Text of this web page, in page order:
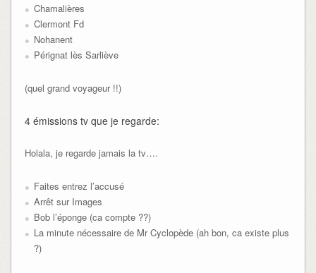
Chamalières
Clermont Fd
Nohanent
Pérignat lès Sarliève
(quel grand voyageur !!)
4 émissions tv que je regarde:
Holala, je regarde jamais la tv….
Faites entrez l’accusé
Arrêt sur Images
Bob l’éponge (ca compte ??)
La minute nécessaire de Mr Cyclopède (ah bon, ca existe plus
?)